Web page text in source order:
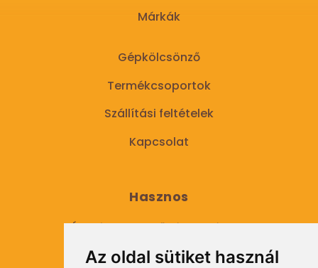
Az oldal sütiket használ
Márkák
Gépkölcsönző
Termékcsoportok
Szállítási feltételek
Kapcsolat
Hasznos
Általános Szerződési Feltételek
Adatkezelési tájékoztató